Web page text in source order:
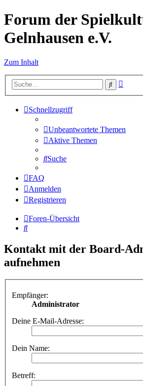
Forum der
Gelnhausen e.V.
Zum Inhalt
Suche
Schnellzugriff
Unbeantwortete Themen
Aktive Themen
Suche
FAQ
Anmelden
Registrieren
Foren-Übersicht
Suche
Kontakt mit der Board-
aufnehmen
Empfänger:
Administrator
Deine E-Mail-Adresse:
Dein Name:
Betreff: